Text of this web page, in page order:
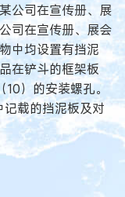
公司在宣传册、展
司在宣传册、展会
中均设置有挡泥
在铲斗的框架板
）的安装螺孔。
载的挡泥板及对